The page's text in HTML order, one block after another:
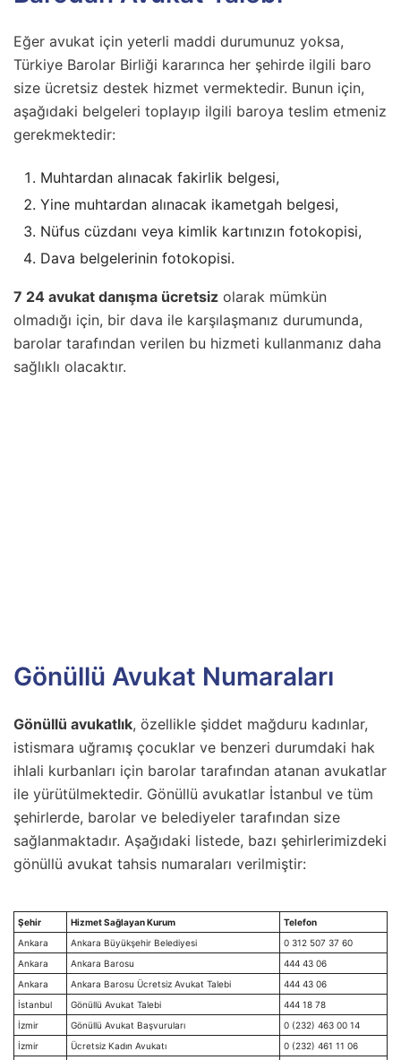
Eğer avukat için yeterli maddi durumunuz yoksa,
Türkiye Barolar Birliği kararınca her şehirde ilgili baro
size ücretsiz destek hizmet vermektedir. Bunun için,
aşağıdaki belgeleri toplayıp ilgili baroya teslim etmeniz
gerekmektedir:
Muhtardan alınacak fakirlik belgesi,
Yine muhtardan alınacak ikametgah belgesi,
Nüfus cüzdanı veya kimlik kartınızın fotokopisi,
Dava belgelerinin fotokopisi.
7 24 avukat danışma ücretsiz olarak mümkün
olmadığı için, bir dava ile karşılaşmanız durumunda,
barolar tarafından verilen bu hizmeti kullanmanız daha
sağlıklı olacaktır.
Gönüllü Avukat Numaraları
Gönüllü avukatlık, özellikle şiddet mağduru kadınlar,
istismara uğramış çocuklar ve benzeri durumdaki hak
ihlali kurbanları için barolar tarafından atanan avukatlar
ile yürütülmektedir. Gönüllü avukatlar İstanbul ve tüm
şehirlerde, barolar ve belediyeler tarafından size
sağlanmaktadır. Aşağıdaki listede, bazı şehirlerimizdeki
gönüllü avukat tahsis numaraları verilmiştir:
Şehir Hizmet Sağlayan Kurum
Telefon
Ankara
Ankara Büyükşehir Belediyesi
0 312 507 37 60
Ankara
Ankara Barosu
444 43 06
Ankara
Ankara Barosu Ücretsiz Avukat Talebi
444 43 06
İstanbul
Gönüllü Avukat Talebi
444 18 78
İzmir
Gönüllü Avukat Başvuruları
0 (232) 463 00 14
İzmir
Ücretsiz Kadın Avukatı
0 (232) 461 11 06